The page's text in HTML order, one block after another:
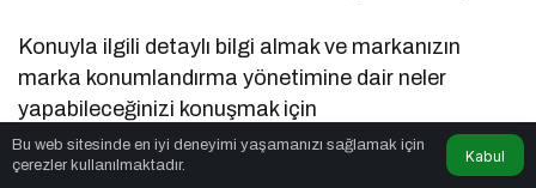
Konuyla ilgili detaylı bilgi almak ve markanızın
marka konumlandırma yönetimine dair neler
yapabileceğinizi konuşmak için
www.brandingline.coadresini ziyaret
edebilirsiniz.
Bu web sitesinde en iyi deneyimi yaşamanızı sağlamak için
çerezler kullanılmaktadır.
Kabul